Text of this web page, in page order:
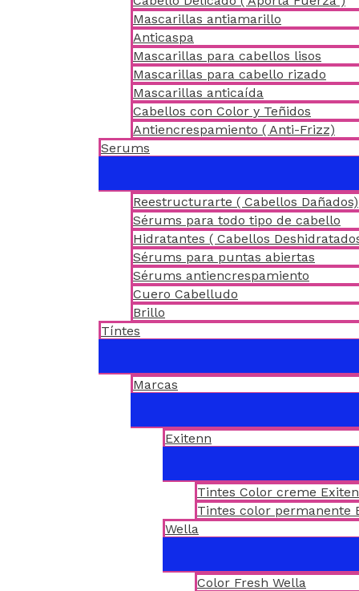
Mascarillas antiamarillo
Anticaspa
Mascarillas para cabellos lisos
Mascarillas para cabello rizado
Mascarillas anticaída
Cabellos con Color y Teñidos
Antiencrespamiento ( Anti-Frizz)
Serums
Reestructurarte ( Cabellos Dañados)
Sérums para todo tipo de cabello
Hidratantes ( Cabellos
Sérums para puntas abiertas
Sérums antiencrespamiento
Cuero Cabelludo
Brillo
Tíntes
Marcas
Exitenn
Tintes Color creme
Tintes color permanente
Wella
Color Fresh Wella